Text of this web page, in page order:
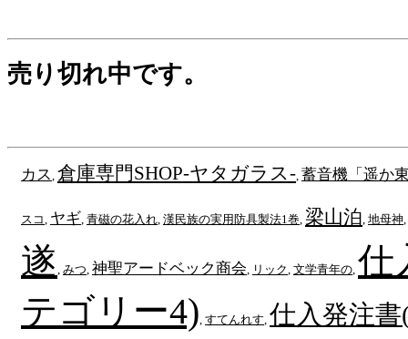
売り切れ中です。
カス 倉庫専門SHOP-ヤタガラス- 蓄音機「遥か
スコ ヤギ 青磁の花入れ 漢民族の実用防具製法1巻 梁山泊 地母神
遂 みつ 神聖アードベック商会 リック 文学青年の 仕
テゴリー4) すてんれす 仕入発注